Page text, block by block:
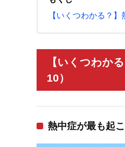
【いくつわかる？
【いくつわか
10）
熱中症が最も起